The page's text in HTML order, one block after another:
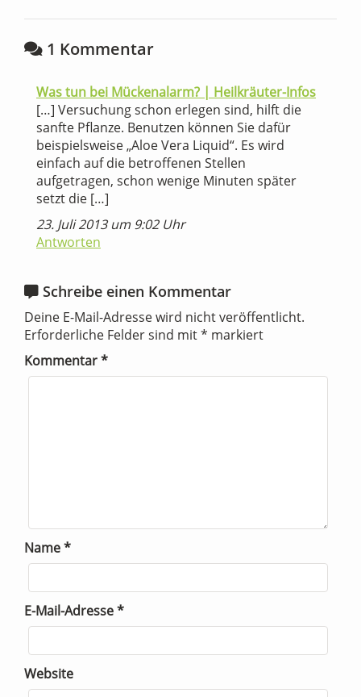
1 Kommentar
Was tun bei Mückenalarm? | Heilkräuter-Infos
[…] Versuchung schon erlegen sind, hilft die
sanfte Pflanze. Benutzen können Sie dafür
beispielsweise „Aloe Vera Liquid“. Es wird
einfach auf die betroffenen Stellen
aufgetragen, schon wenige Minuten später
setzt die […]
23. Juli 2013 um 9:02 Uhr
Antworten
Schreibe einen Kommentar
Deine E-Mail-Adresse wird nicht veröffentlicht.
Erforderliche Felder sind mit* markiert
Kommentar*
Name*
E-Mail-Adresse*
Website